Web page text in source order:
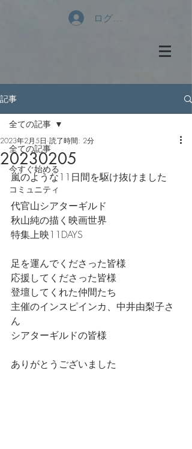
ログイン
記事
全ての記事
今すぐ始める
コミュニティ
全ての記事
20230205
2023年2月5日 読了時間: 2分
嵐のような11日間を駆け抜けました
代官山シアターギルド
秋山純の描く映画世界
特集上映11DAYS
足を運んでくださった皆様
応援してくださった皆様
登壇してくれた仲間たち
主催のインスピインカ、中井由梨子さ
ん
シアターギルドの皆様
ありがとうございました